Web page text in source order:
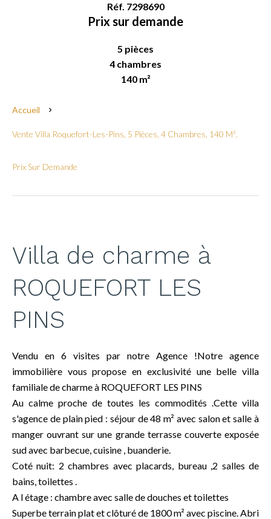
Réf. 7298690
Prix sur demande
5 pièces
4 chambres
140 m²
Accueil
Vente Villa Roquefort-Les-Pins, 5 Pièces, 4 Chambres, 140 M²,
Prix Sur Demande
Villa de charme à
ROQUEFORT LES
PINS
Vendu en 6 visites par notre Agence !Notre agence
immobilière vous propose en exclusivité une belle villa
familiale de charme à ROQUEFORT LES PINS
Au calme proche de toutes les commodités .Cette villa
s'agence de plain pied : séjour de 48 m² avec salon et salle à
manger ouvrant sur une grande terrasse couverte exposée
sud avec barbecue, cuisine , buanderie.
Coté nuit: 2 chambres avec placards, bureau ,2 salles de
bains, toilettes .
A l étage : chambre avec salle de douches et toilettes
Superbe terrain plat et clôturé de 1800 m² avec piscine. Abri